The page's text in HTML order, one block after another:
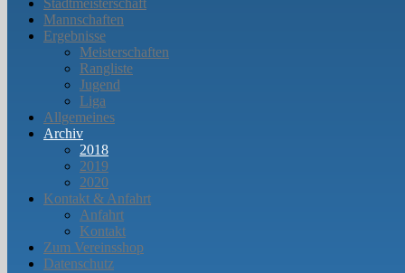
Stadtmeisterschaft
Mannschaften
Ergebnisse
Meisterschaften
Rangliste
Jugend
Liga
Allgemeines
Archiv
2018
2019
2020
Kontakt & Anfahrt
Anfahrt
Kontakt
Zum Vereinsshop
Datenschutz